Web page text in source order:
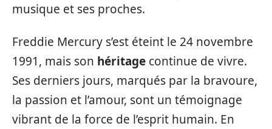
musique et ses proches.
Freddie Mercury s’est éteint le 24 novembre
1991, mais son héritage continue de vivre.
Ses derniers jours, marqués par la bravoure,
la passion et l’amour, sont un témoignage
vibrant de la force de l’esprit humain. En